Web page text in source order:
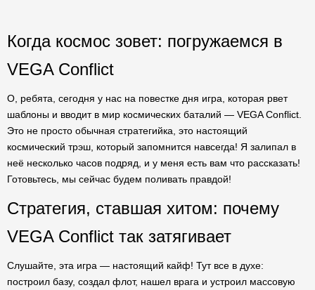
Когда космос зовет: погружаемся в
VEGA Conflict
О, ребята, сегодня у нас на повестке дня игра, которая рвет
шаблоны и вводит в мир космических баталий — VEGA Conflict.
Это не просто обычная стратегийка, это настоящий
космический трэш, который запомнится навсегда! Я залипал в
неё несколько часов подряд, и у меня есть вам что рассказать!
Готовьтесь, мы сейчас будем поливать правдой!
Стратегия, ставшая хитом: почему
VEGA Conflict так затягивает
Слушайте, эта игра — настоящий кайф! Тут все в духе:
построил базу, создал флот, нашел врага и устроил массовую